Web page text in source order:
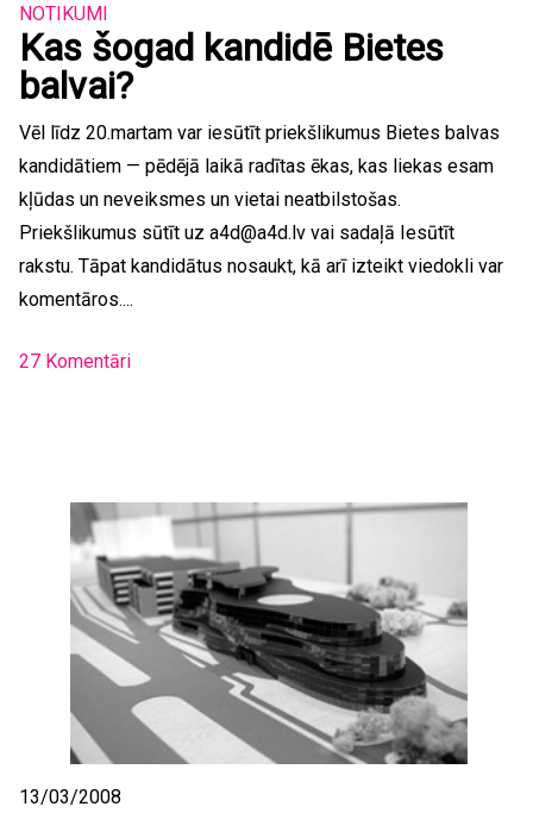
NOTIKUMI
Kas šogad kandidē Bietes
balvai?
Vēl līdz 20.martam var iesūtīt priekšlikumus Bietes balvas
kandidātiem — pēdējā laikā radītas ēkas, kas liekas esam
kļūdas un neveiksmes un vietai neatbilstošas.
Priekšlikumus sūtīt uz a4d@a4d.lv vai sadaļā Iesūtīt
rakstu. Tāpat kandidātus nosaukt, kā arī izteikt viedokli var
komentāros....
27 Komentāri
13/03/2008